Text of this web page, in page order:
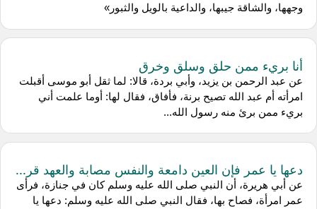
وجهها، والشاقة جيبها، والداعية بالويل والثبور»
أنا بريء ممن حلق وسلق وخرق
عن عبد الرحمن بن يزيد، وأبي بردة، قالا: لما ثقل أبو موسى أقبلت
امرأته أم عبد الله تصيح برنة، فأفاق، فقال لها: أوما علمت أني
بريء ممن برئ منه رسول الله...
دعها يا عمر فإن العين دامعة والنفس مصابة والعهد قر...
عن أبي هريرة، أن النبي صلى الله عليه وسلم كان في جنازة، فرأى
عمر امرأة، فصاح بها، فقال النبي صلى الله عليه وسلم: دعها يا